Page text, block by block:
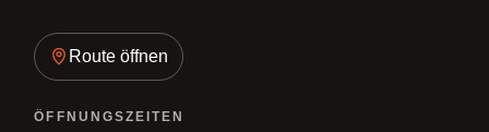
Route öffnen
ÖFFNUNGSZEITEN